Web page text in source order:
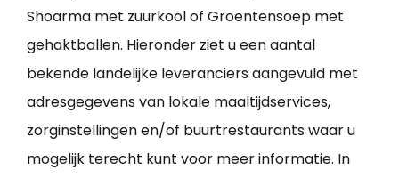
Shoarma met zuurkool of Groentensoep met
gehaktballen. Hieronder ziet u een aantal
bekende landelijke leveranciers aangevuld met
adresgegevens van lokale maaltijdservices,
zorginstellingen en/of buurtrestaurants waar u
mogelijk terecht kunt voor meer informatie. In